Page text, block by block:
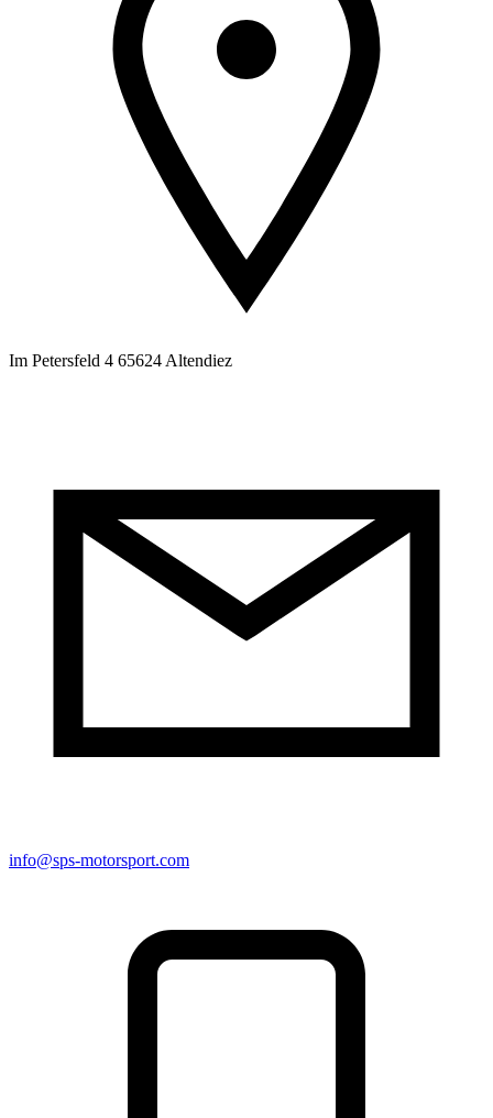
Im Petersfeld 4 65624 Altendiez
info@sps-motorsport.com